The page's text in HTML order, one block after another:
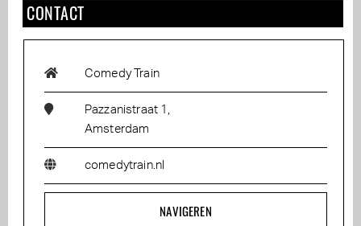
CONTACT
Comedy Train
Pazzanistraat 1,
Amsterdam
comedytrain.nl
NAVIGEREN